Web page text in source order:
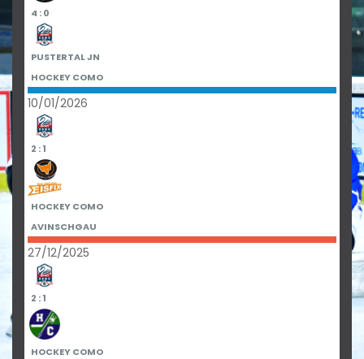
4 : 0
PUSTERTAL JN
HOCKEY COMO
10/01/2026
2 : 1
HOCKEY COMO
AVINSCHGAU
27/12/2025
2 : 1
HOCKEY COMO